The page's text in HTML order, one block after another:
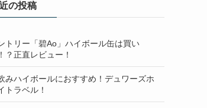
の投稿
トリー「碧Ao」ハイボール缶は買い
？正直レビュー！
みハイボールにおすすめ！デュワーズホ
トラベル！